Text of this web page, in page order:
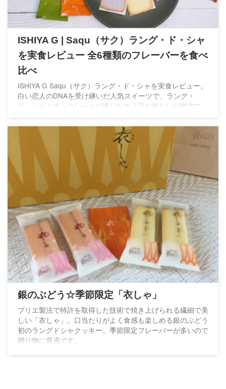
ISHIYA G | Saqu（サク）ラング・ド・シャ
を実食レビュー 全6種類のフレーバーを食べ
比べ
ISHIYA G Saqu（サク）ラング・ド・シャを実食レビュー。
白い恋人のDNAを受け継いだ人気スイーツで、ラング・
ド・シャとチョコレートが織りなす上品な味わいが魅力で
す。
銀のぶどう☆季節限定「衣しゃ」
プリエ製法で特許を取得した技術で焼き上げられる繊細で美
しい「衣しゃ」。口当たりがよく食感も楽しめる銀のぶどう
初のラングドシャクッキー。季節限定フレーバーが多いので
贈り物に最適です。